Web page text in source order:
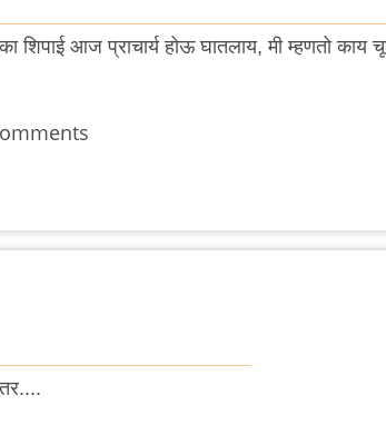
शिपाई आज प्राचार्य होऊ घातलाय, मी म्हणतो काय